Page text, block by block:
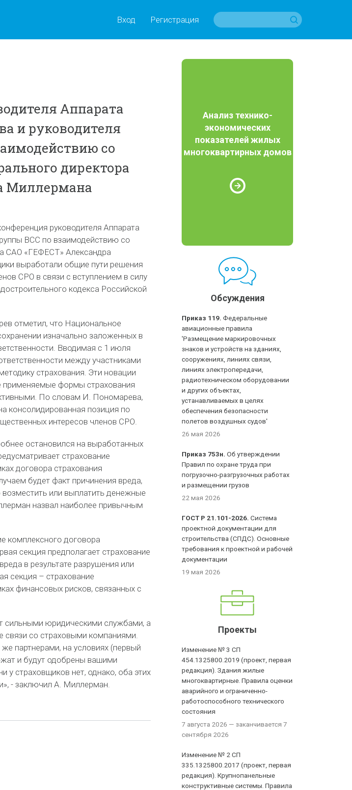
Вход Регистрация
Аппарата
и руководителя
со
директора
Миллермана
руководителя Аппарата
ВСС по взаимодействию со
САО «ГЕФЕСТ» Александра
выработали общие пути решения
СРО в связи с вступлением в силу
кодекса Российской
отметил, что Национальное
изначально заложенных в
Вводимая с 1 июля
между участниками
страхования. Эти новации
применяемые формы страхования
По словам И. Пономарева,
позиция по
интересов членов СРО.
остановился на выработанных
страхование
договора страхования
будет факт причинения вреда,
или выплатить денежные
назвал наиболее привычным
комплексного договора
секция предполагает страхование
в результате разрушения или
секция – страхование
финансовых рисков, связанных с
сильными юридическими службами, а
связи со страховыми компаниями.
партнерами, на условиях (первый
и будут одобрены вашими
страховщиков нет, однако, оба этих
- заключил А. Миллерман.
Анализ технико-
экономических
показателей жилых
многоквартирных домов
Обсуждения
Приказ 119. Федеральные
авиационные правила
'Размещение маркировочных
знаков и устройств на зданиях,
сооружениях, линиях связи,
линиях электропередачи,
радиотехническом оборудовании
и других объектах,
устанавливаемых в целях
обеспечения безопасности
полетов воздушных судов'
26 мая 2026
Приказ 753н. Об утверждении
Правил по охране труда при
погрузочно-разгрузочных работах
и размещении грузов
22 мая 2026
ГОСТ Р 21.101-2026. Система
проектной документации для
строительства (СПДС). Основные
требования к проектной и рабочей
документации
19 мая 2026
Проекты
Изменение № 3 СП
454.1325800.2019 (проект, первая
редакция). Здания жилые
многоквартирные. Правила оценки
аварийного и ограниченно-
работоспособного технического
состояния
7 августа 2026 — заканчивается 7
сентября 2026
Изменение № 2 СП
335.1325800.2017 (проект, первая
редакция). Крупнопанельные
конструктивные системы. Правила